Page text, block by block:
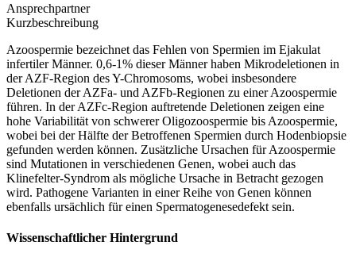
Ansprechpartner
Kurzbeschreibung
Azoospermie bezeichnet das Fehlen von Spermien im Ejakulat
infertiler Männer. 0,6-1% dieser Männer haben Mikrodeletionen in
der AZF-Region des Y-Chromosoms, wobei insbesondere
Deletionen der AZFa- und AZFb-Regionen zu einer Azoospermie
führen. In der AZFc-Region auftretende Deletionen zeigen eine
hohe Variabilität von schwerer Oligozoospermie bis Azoospermie,
wobei bei der Hälfte der Betroffenen Spermien durch Hodenbiopsie
gefunden werden können. Zusätzliche Ursachen für Azoospermie
sind Mutationen in verschiedenen Genen, wobei auch das
Klinefelter-Syndrom als mögliche Ursache in Betracht gezogen
wird. Pathogene Varianten in einer Reihe von Genen können
ebenfalls ursächlich für einen Spermatogenesedefekt sein.
Wissenschaftlicher Hintergrund